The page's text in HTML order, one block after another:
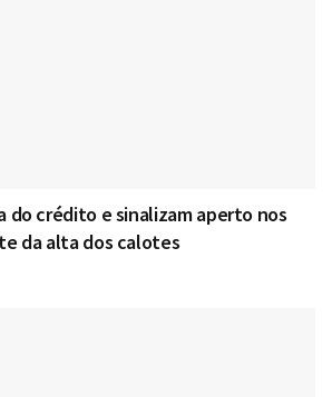
do crédito e sinalizam aperto nos
da alta dos calotes